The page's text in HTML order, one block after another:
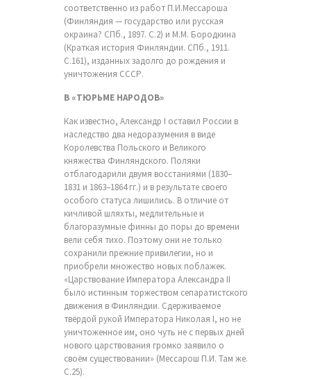
соответственно из работ П.И.Мессароша
(Финляндия — государство или русская
окраина? СПб., 1897. С.2) и М.М. Бородкина
(Краткая история Финляндии. СПб., 1911.
С.161), изданных задолго до рождения и
уничтожения СССР.
В «ТЮРЬМЕ НАРОДОВ»
Как известно, Александр I оставил России в
наследство два недоразумения в виде
Королевства Польского и Великого
княжества Финляндского. Поляки
отблагодарили двумя восстаниями (1830–
1831 и 1863–1864 гг.) и в результате своего
особого статуса лишились. В отличие от
кичливой шляхты, медлительные и
благоразумные финны до поры до времени
вели себя тихо. Поэтому они не только
сохранили прежние привилегии, но и
приобрели множество новых поблажек.
«Царствование Императора Александра II
было истинным торжеством сепаратистского
движения в Финляндии. Сдерживаемое
твёрдой рукой Императора Николая I, но не
уничтоженное им, оно чуть не с первых дней
нового царствования громко заявило о
своём существовании» (Мессарош П.И. Там же.
С.25).